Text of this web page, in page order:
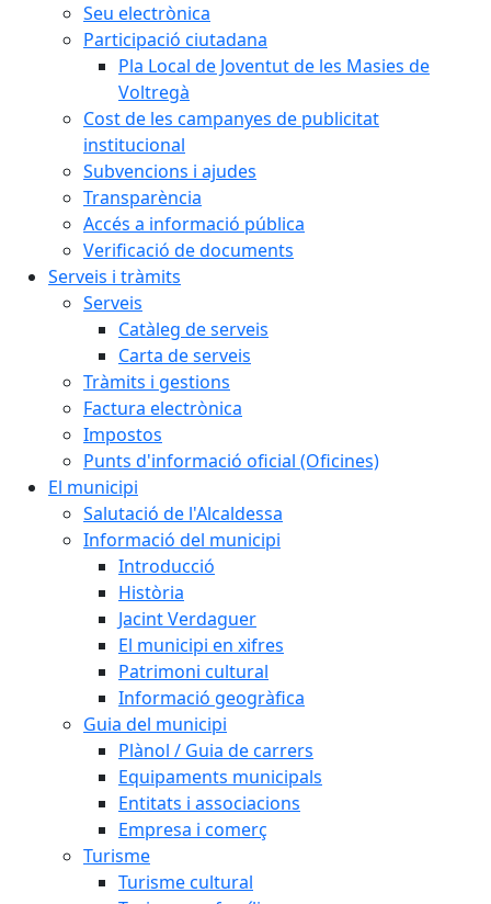
Seu electrònica
Participació ciutadana
Pla Local de Joventut de les Masies de
Voltregà
Cost de les campanyes de publicitat
institucional
Subvencions i ajudes
Transparència
Accés a informació pública
Verificació de documents
Serveis i tràmits
Serveis
Catàleg de serveis
Carta de serveis
Tràmits i gestions
Factura electrònica
Impostos
Punts d'informació oficial (Oficines)
El municipi
Salutació de l'Alcaldessa
Informació del municipi
Introducció
Història
Jacint Verdaguer
El municipi en xifres
Patrimoni cultural
Informació geogràfica
Guia del municipi
Plànol / Guia de carrers
Equipaments municipals
Entitats i associacions
Empresa i comerç
Turisme
Turisme cultural